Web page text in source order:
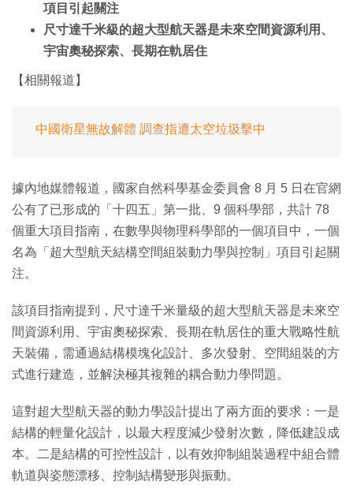
項目引起關注
尺寸達千米級的超大型航天器是未來空間資源利用、
宇宙奧秘探索、長期在軌居住
【相關報道】
中國衛星無故解體 調查指遭太空垃圾擊中
據內地媒體報道，國家自然科學基金委員會 8 月 5 日在官網
公有了已形成的「十四五」第一批、9 個科學部，共計 78
個重大項目指南，在數學與物理科學部的一個項目中，一個
名為「超大型航天結構空間組裝動力學與控制」項目引起關
注。
該項目指南提到，尺寸達千米量級的超大型航天器是未來空
間資源利用、宇宙奧秘探索、長期在軌居住的重大戰略性航
天裝備，需通過結構模塊化設計、多次發射、空間組裝的方
式進行建造，並解決極其複雜的耦合動力學問題。
這對超大型航天器的動力學設計提出了兩方面的要求：一是
結構的輕量化設計，以最大程度減少發射次數，降低建設成
本。二是結構的可控性設計，以有效抑制組裝過程中組合體
軌道與姿態漂移、控制結構變形與振動。